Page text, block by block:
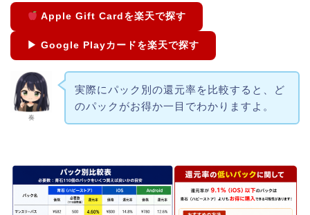
Apple Gift Cardを楽天で探す
▶ Google Playカードを楽天で探す
奏
実際にパック別の還元率を比較すると、ど
のパックがお得か一目でわかりますよ。